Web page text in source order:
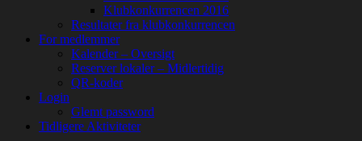
Klubkonkurrencen 2016
Resultater fra klubkonkurrencen
For medlemmer
Kalender – Oversigt
Reserver lokaler – Midlertidig
QR-koder
Login
Glemt password
Tidligere Aktiviteter